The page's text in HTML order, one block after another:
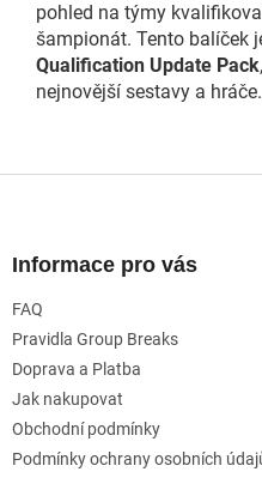
pohled na týmy
šampionát. Tento balíček
Qualification Update Pack
nejnovější sestavy a hráče.
Informace pro vás
FAQ
Pravidla Group Breaks
Doprava a Platba
Jak nakupovat
Obchodní podmínky
Podmínky ochrany osobních